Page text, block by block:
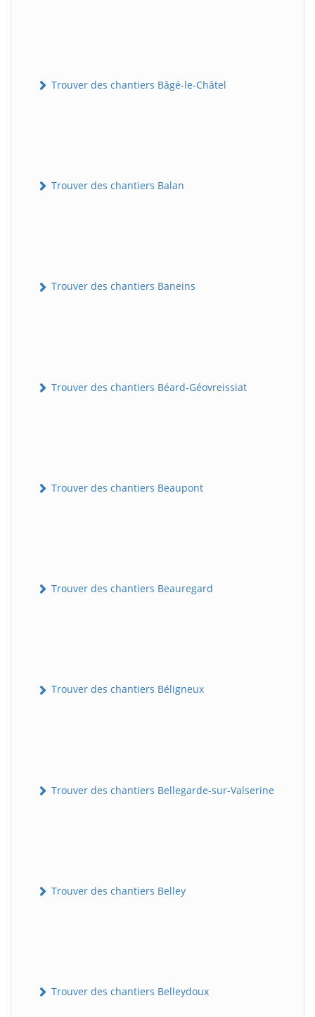
Trouver des chantiers Bâgé-le-Châtel
Trouver des chantiers Balan
Trouver des chantiers Baneins
Trouver des chantiers Béard-Géovreissiat
Trouver des chantiers Beaupont
Trouver des chantiers Beauregard
Trouver des chantiers Béligneux
Trouver des chantiers Bellegarde-sur-Valserine
Trouver des chantiers Belley
Trouver des chantiers Belleydoux